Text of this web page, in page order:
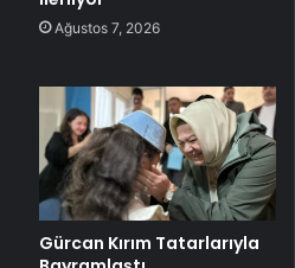
Ağustos 7, 2026
Gürcan Kırım Tatarlarıyla